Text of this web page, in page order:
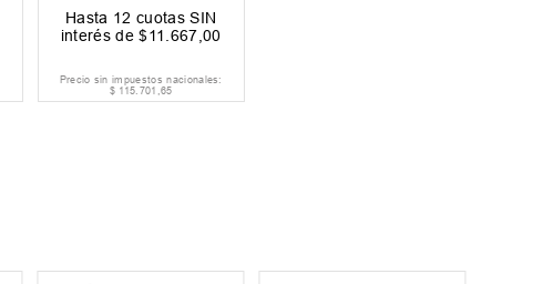
Hasta 12 cuotas SIN
interés de$11 667 00
Precio sin impuestos nacionales:
$ 115.701,65